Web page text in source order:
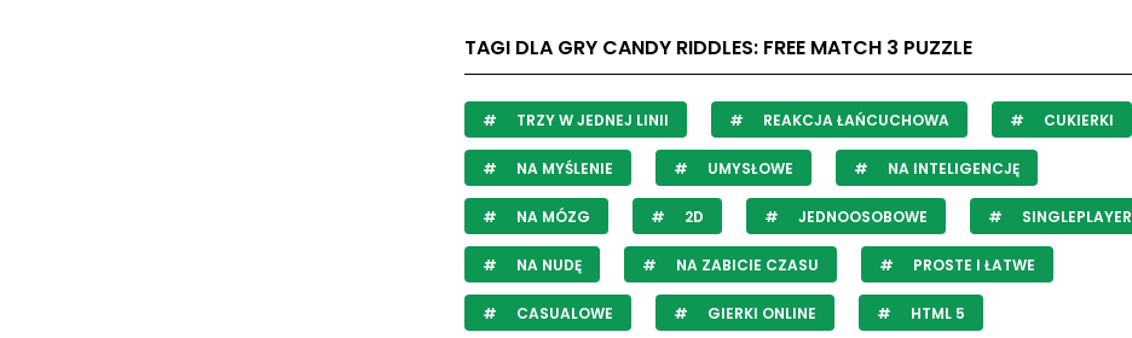
TAGI DLA GRY CANDY RIDDLES: FREE MATCH 3 PUZZLE
TRZY W JEDNEJ LINII REAKCJA ŁAŃCUCHOWA CUKIERKI
NA MYŚLENIE UMYSŁOWE NA INTELIGENCJĘ
NA MÓZG 2D JEDNOOSOBOWE SINGLEPLAYER
NA NUDĘ NA ZABICIE CZASU PROSTE I ŁATWE
CASUALOWE GIERKI ONLINE HTML 5